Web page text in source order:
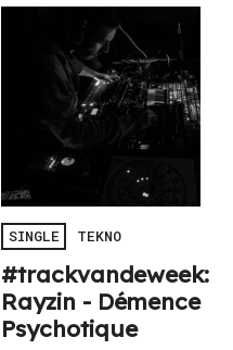
SINGLE TEKNO
#trackvandeweek:
Rayzin - Démence
Psychotique